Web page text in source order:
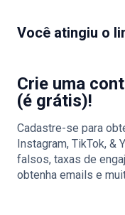
Você atingiu o
Crie uma
(é grátis)!
Cadastre-se para
Instagram, TikTok, &
falsos, taxas de
obtenha emails e